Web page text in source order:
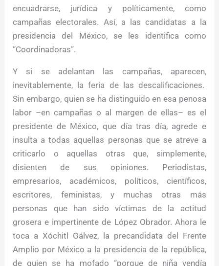
encuadrarse, jurídica y políticamente, como
campañas electorales. Así, a las candidatas a la
presidencia del México, se les identifica como
“Coordinadoras”.
Y si se adelantan las campañas, aparecen,
inevitablemente, la feria de las descalificaciones.
Sin embargo, quien se ha distinguido en esa penosa
labor –en campañas o al margen de ellas– es el
presidente de México, que día tras día, agrede e
insulta a todas aquellas personas que se atreve a
criticarlo o aquellas otras que, simplemente,
disienten de sus opiniones. Periodistas,
empresarios, académicos, políticos, científicos,
escritores, feministas, y muchas otras más
personas que han sido víctimas de la actitud
grosera e impertinente de López Obrador. Ahora le
toca a Xóchitl Gálvez, la precandidata del Frente
Amplio por México a la presidencia de la república,
de quien se ha mofado “porque de niña vendía